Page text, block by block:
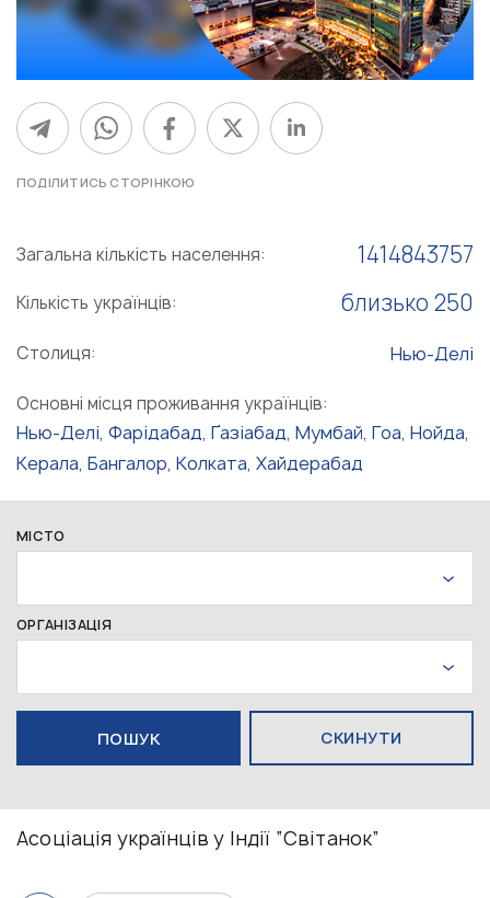
ПОДІЛИТИСЬ СТОРІНКОЮ
Загальна кількість населення: 1414843757
Кількість українців: близько 250
Столиця: Нью-Делі
Основні місця проживання українців:
Нью-Делі, Фарідабад, Ґазіабад, Мумбай, Гоа, Нойда,
Керала, Бангалор, Колката, Хайдерабад
МІСТО
ОРГАНІЗАЦІЯ
СКИНУТИ
Асоціація українців у Індії “Світанок”